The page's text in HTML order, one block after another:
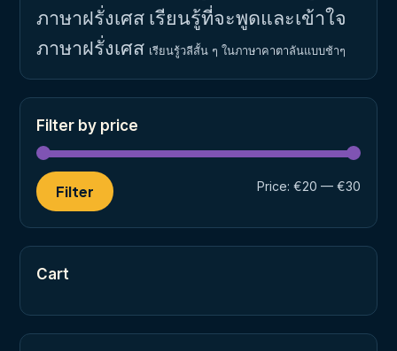
ภาษาฝรั่งเศส เรียนรู้ที่จะพูดและเข้าใจ
ภาษาฝรั่งเศส เรียนรู้วลีสั้น ๆ ในภาษาคาตาลันแบบช้าๆ
Filter by price
Filter Price: €20 — €30
Cart